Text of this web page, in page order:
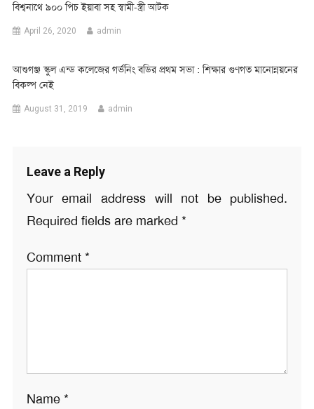
বিশ্বনাথে ৯০০ পিচ ইয়াবা সহ স্বামী-স্ত্রী আটক
April 26, 2020 admin
আশুগঞ্জ স্কুল এন্ড কলেজের গর্ভনিং বডির প্রথম সভা : শিক্ষার গুণগত মানোন্নয়নের
বিকল্প নেই
August 31, 2019 admin
Leave a Reply
Your email address will not be published.
Required fields are marked *
Comment *
Name *